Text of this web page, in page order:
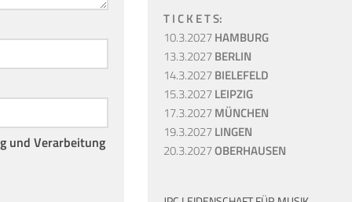
und Verarbeitung
T I C K E T S:
10.3.2027HAMBURG
13.3.2027BERLIN
14.3.2027BIELEFELD
15.3.2027LEIPZIG
17.3.2027MÜNCHEN
19.3.2027LINGEN
20.3.2027OBERHAUSEN